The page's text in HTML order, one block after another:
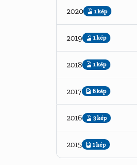
2020 1 kép
2019 1 kép
2018 1 kép
2017 6 kép
2016 3 kép
2015 1 kép